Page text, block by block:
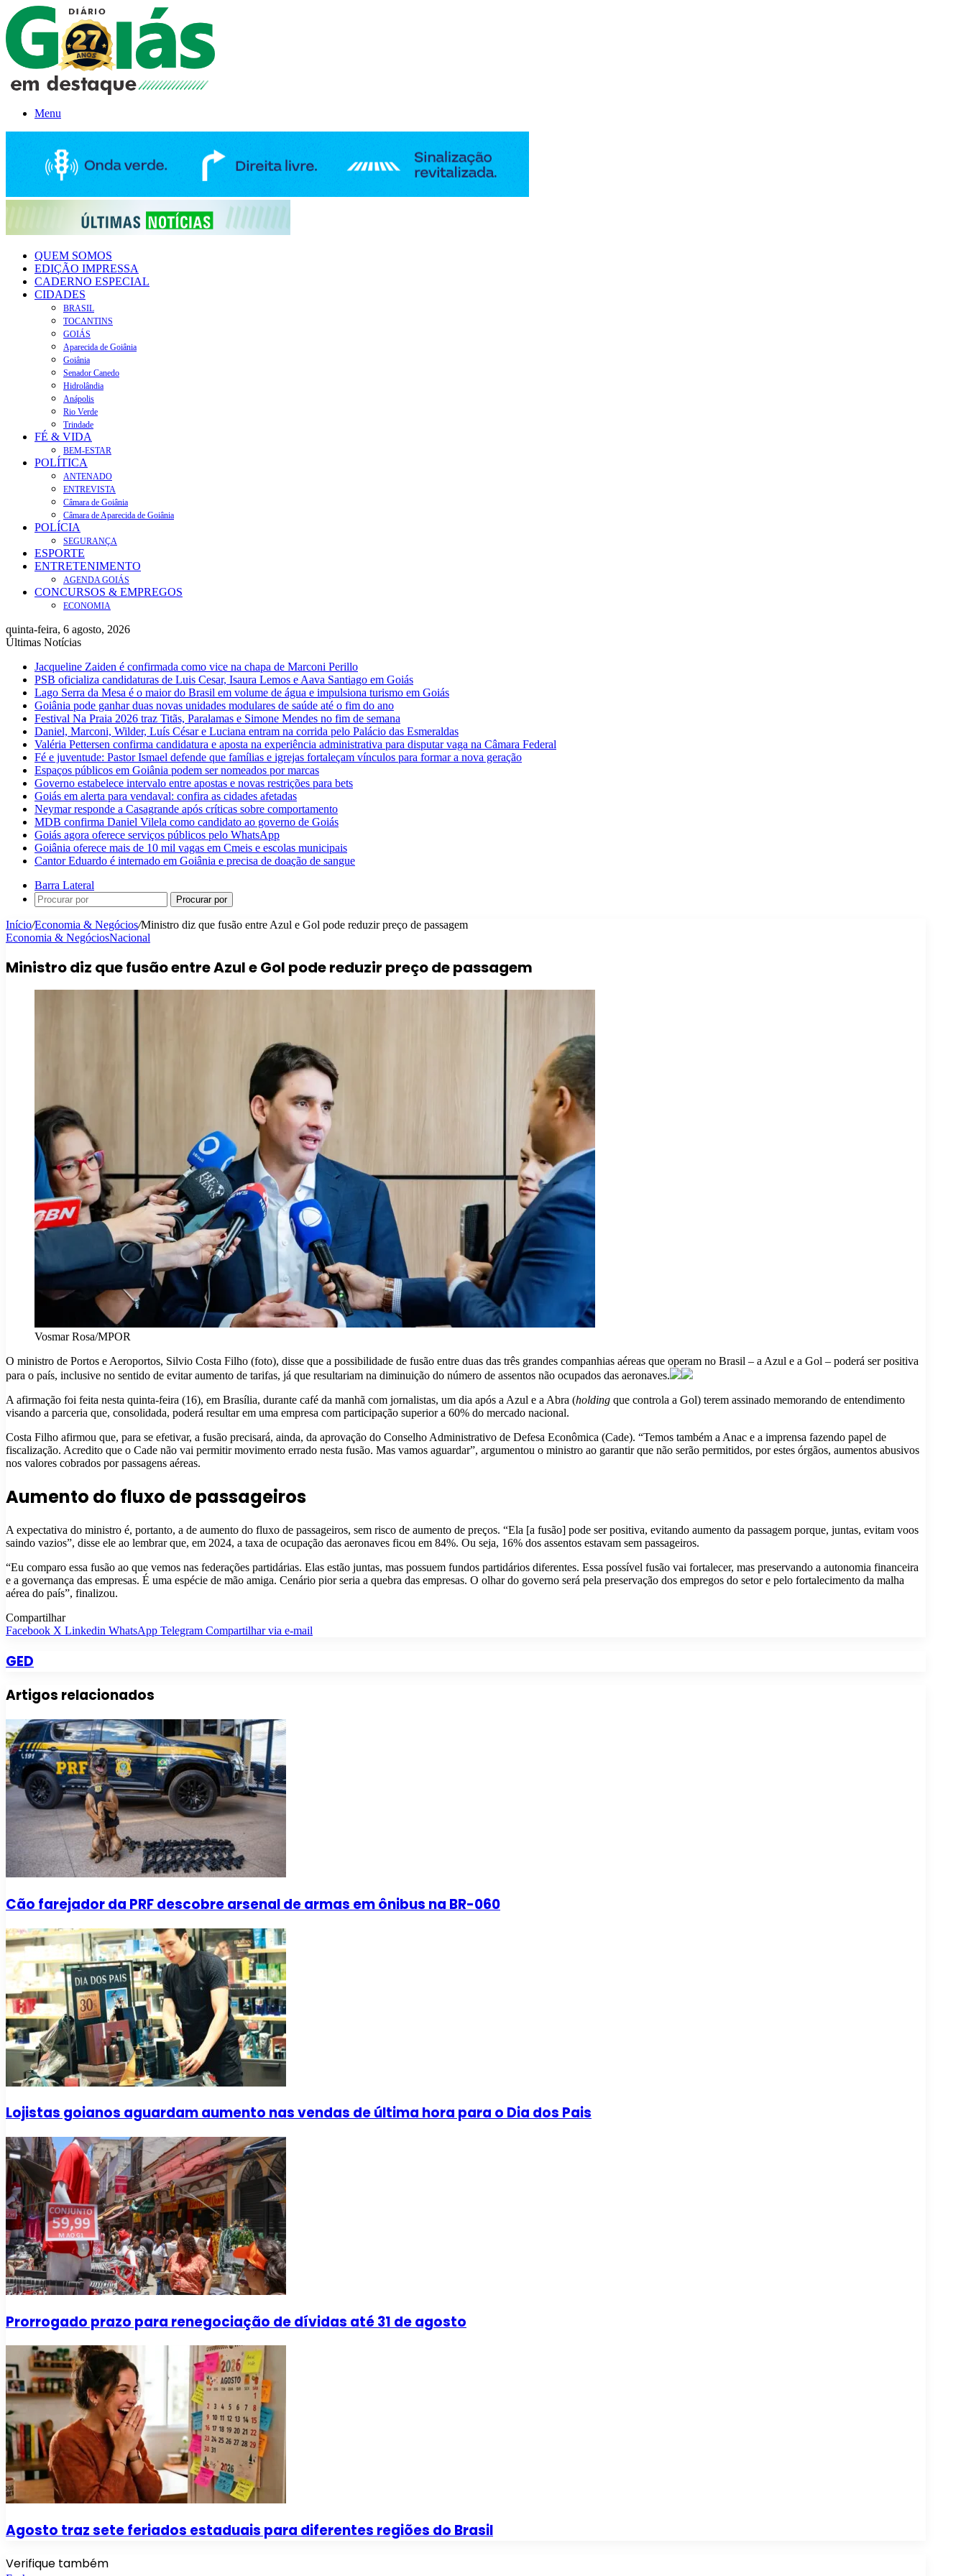
Menu
QUEM SOMOS
EDIÇÃO IMPRESSA
CADERNO ESPECIAL
CIDADES
BRASIL
TOCANTINS
GOIÁS
Aparecida de Goiânia
Goiânia
Senador Canedo
Hidrolândia
Anápolis
Rio Verde
Trindade
FÉ & VIDA
BEM-ESTAR
POLÍTICA
ANTENADO
ENTREVISTA
Câmara de Goiânia
Câmara de Aparecida de Goiânia
POLÍCIA
SEGURANÇA
ESPORTE
ENTRETENIMENTO
AGENDA GOIÁS
CONCURSOS & EMPREGOS
ECONOMIA
quinta-feira, 6 agosto, 2026
Últimas Notícias
Jacqueline Zaiden é confirmada como vice na chapa de Marconi Perillo
PSB oficializa candidaturas de Luis Cesar, Isaura Lemos e Aava Santiago em Goiás
Lago Serra da Mesa é o maior do Brasil em volume de água e impulsiona turismo em Goiás
Goiânia pode ganhar duas novas unidades modulares de saúde até o fim do ano
Festival Na Praia 2026 traz Titãs, Paralamas e Simone Mendes no fim de semana
Daniel, Marconi, Wilder, Luís César e Luciana entram na corrida pelo Palácio das Esmeraldas
Valéria Pettersen confirma candidatura e aposta na experiência administrativa para disputar vaga na Câmara Federal
Fé e juventude: Pastor Ismael defende que famílias e igrejas fortaleçam vínculos para formar a nova geração
Espaços públicos em Goiânia podem ser nomeados por marcas
Governo estabelece intervalo entre apostas e novas restrições para bets
Goiás em alerta para vendaval: confira as cidades afetadas
Neymar responde a Casagrande após críticas sobre comportamento
MDB confirma Daniel Vilela como candidato ao governo de Goiás
Goiás agora oferece serviços públicos pelo WhatsApp
Goiânia oferece mais de 10 mil vagas em Cmeis e escolas municipais
Cantor Eduardo é internado em Goiânia e precisa de doação de sangue
Barra Lateral
Procurar por
Início/Economia & Negócios/Ministro diz que fusão entre Azul e Gol pode reduzir preço de passagem
Economia & NegóciosNacional
Ministro diz que fusão entre Azul e Gol pode reduzir preço de passagem
Vosmar Rosa/MPOR
O ministro de Portos e Aeroportos, Silvio Costa Filho (foto), disse que a possibilidade de fusão entre duas das três grandes companhias aéreas que operam no Brasil – a Azul e a Gol – poderá ser positiva
para o país, inclusive no sentido de evitar aumento de tarifas, já que resultariam na diminuição do número de assentos não ocupados das aeronaves.
A afirmação foi feita nesta quinta-feira (16), em Brasília, durante café da manhã com jornalistas, um dia após a Azul e a Abra (holding que controla a Gol) terem assinado memorando de entendimento
visando a parceria que, consolidada, poderá resultar em uma empresa com participação superior a 60% do mercado nacional.
Costa Filho afirmou que, para se efetivar, a fusão precisará, ainda, da aprovação do Conselho Administrativo de Defesa Econômica (Cade). “Temos também a Anac e a imprensa fazendo papel de
fiscalização. Acredito que o Cade não vai permitir movimento errado nesta fusão. Mas vamos aguardar”, argumentou o ministro ao garantir que não serão permitidos, por estes órgãos, aumentos abusivos
nos valores cobrados por passagens aéreas.
Aumento do fluxo de passageiros
A expectativa do ministro é, portanto, a de aumento do fluxo de passageiros, sem risco de aumento de preços. “Ela [a fusão] pode ser positiva, evitando aumento da passagem porque, juntas, evitam voos
saindo vazios”, disse ele ao lembrar que, em 2024, a taxa de ocupação das aeronaves ficou em 84%. Ou seja, 16% dos assentos estavam sem passageiros.
“Eu comparo essa fusão ao que vemos nas federações partidárias. Elas estão juntas, mas possuem fundos partidários diferentes. Essa possível fusão vai fortalecer, mas preservando a autonomia financeira
e a governança das empresas. É uma espécie de mão amiga. Cenário pior seria a quebra das empresas. O olhar do governo será pela preservação dos empregos do setor e pelo fortalecimento da malha
aérea do país”, finalizou.
Compartilhar
Facebook X Linkedin WhatsApp Telegram Compartilhar via e-mail
GED
Artigos relacionados
Cão farejador da PRF descobre arsenal de armas em ônibus na BR-060
Lojistas goianos aguardam aumento nas vendas de última hora para o Dia dos Pais
Prorrogado prazo para renegociação de dívidas até 31 de agosto
Agosto traz sete feriados estaduais para diferentes regiões do Brasil
Verifique também